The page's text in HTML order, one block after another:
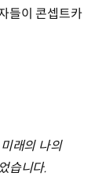
들이 콘셉트카
래의 나의
습니다.